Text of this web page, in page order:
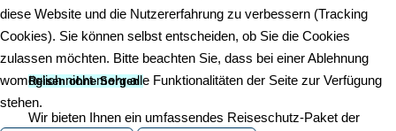
Reisen ohne Sorgen
Wir bieten Ihnen ein umfassendes Reiseschutz-Paket der
diese Website und die Nutzererfahrung zu verbessern (Tracking
Cookies). Sie können selbst entscheiden, ob Sie die Cookies
zulassen möchten. Bitte beachten Sie, dass bei einer Ablehnung
womöglich nicht mehr alle Funktionalitäten der Seite zur Verfügung
stehen.